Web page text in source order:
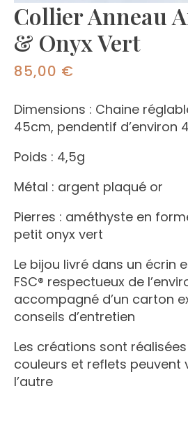
Collier Anneau
& Onyx Vert
85,00 €
Dimensions : Chaine
45cm, pendentif d’environ
Poids : 4,5g
Métal : argent plaqué or
Pierres : améthyste en
petit onyx vert
Le bijou livré dans un écrin
FSC® respectueux de
accompagné d’un carton
conseils d’entretien
Les créations sont
couleurs et reflets peuvent
l’autre